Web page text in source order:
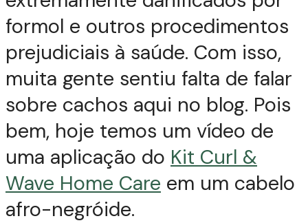
formol e outros procedimentos
prejudiciais à saúde. Com isso,
muita gente sentiu falta de falar
sobre cachos aqui no blog. Pois
bem, hoje temos um vídeo de
uma aplicação do Kit Curl &
Wave Home Care em um cabelo
afro-negróide.